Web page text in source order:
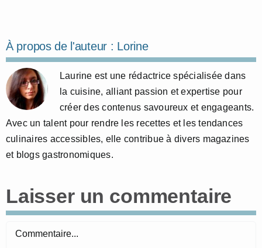
À propos de l'auteur : Lorine
Laurine est une rédactrice spécialisée dans
la cuisine, alliant passion et expertise pour
créer des contenus savoureux et engageants.
Avec un talent pour rendre les recettes et les tendances
culinaires accessibles, elle contribue à divers magazines
et blogs gastronomiques.
Laisser un commentaire
Commentaire